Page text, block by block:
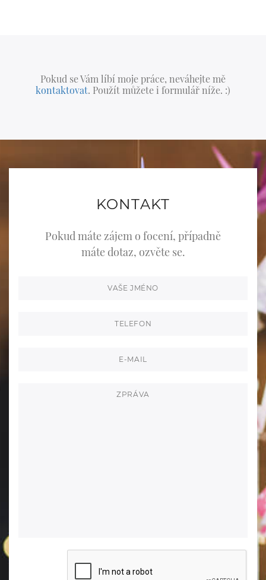
Pokud se Vám líbí moje práce, neváhejte mě
kontaktovat. Použít můžete i formulář níže. :)
KONTAKT
Pokud máte zájem o focení, případně
máte dotaz, ozvěte se.